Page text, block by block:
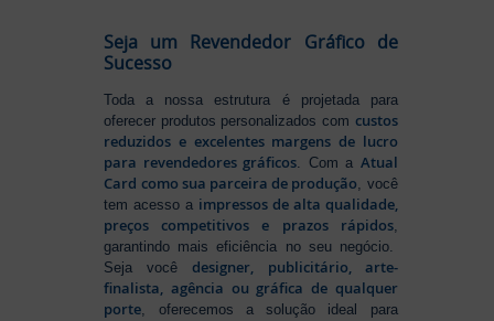
Seja um Revendedor Gráfico de
Sucesso
Toda a nossa estrutura é projetada para
oferecer produtos personalizados com custos
reduzidos e excelentes margens de lucro
para revendedores gráficos. Com a Atual
Card como sua parceira de produção, você
tem acesso a impressos de alta qualidade,
preços competitivos e prazos rápidos,
garantindo mais eficiência no seu negócio.
Seja vocêdesigner, publicitário, arte-
finalista, agência ou gráfica de qualquer
porte, oferecemos a solução ideal para